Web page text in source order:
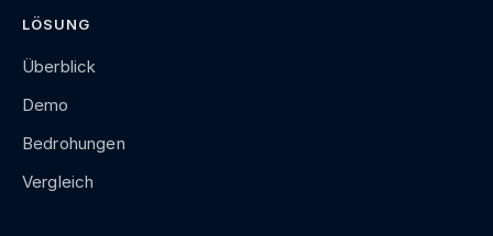
LÖSUNG
Überblick
Demo
Bedrohungen
Vergleich